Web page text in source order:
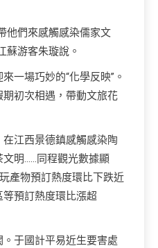
他們來感觸感染儒家文
蘇游客朱璇說。
一場巧妙的“化學反映”。
初次相遇，帶動文旅花
江西景德鎮感觸感染陶
明……同程觀光數據顯
產物預訂熱度環比下跌近
預訂熱度環比漲超
于國計平易近生要害處